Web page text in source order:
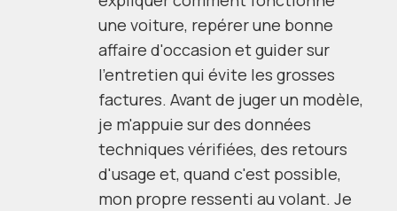
une voiture, repérer une bonne
affaire d'occasion et guider sur
l'entretien qui évite les grosses
factures. Avant de juger un modèle,
je m'appuie sur des données
techniques vérifiées, des retours
d'usage et, quand c'est possible,
mon propre ressenti au volant. Je